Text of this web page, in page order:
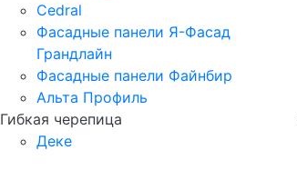
Cedral
Фасадные панели Я-Фасад
Грандлайн
Фасадные панели Файнбир
Альта Профиль
Гибкая черепица
Деке